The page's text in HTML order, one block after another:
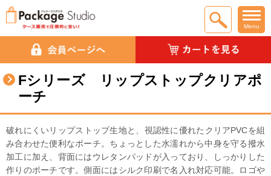
Menu
Fシリーズ リップストップクリアポ
ーチ
破れにくいリップストップ生地と、視認性に優れたクリアPVCを組
み合わせた便利なポーチ。ちょっとした水濡れから中身を守る撥水
加工に加え、背面にはウレタンパッドが入っており、しっかりした
作りのポーチです。側面にはシルク印刷で名入れ対応可能。ロゴや